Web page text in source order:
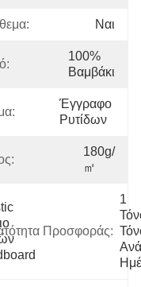
Ναι
100%
Βαμβάκι
Έγγραφο
Ρυτίδων
180g/
㎡
Προσφοράς:
1
Ανά